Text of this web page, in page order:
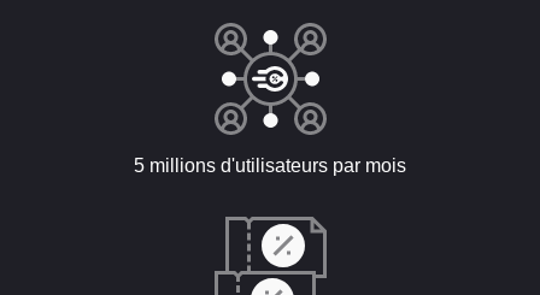
5 millions d'utilisateurs par mois